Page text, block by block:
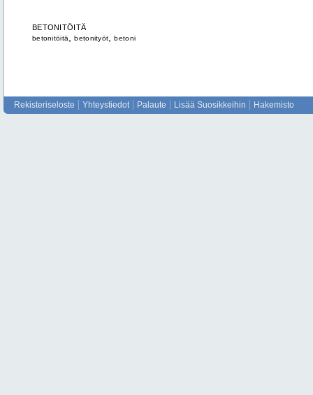
BETONITÖITÄ
betonitöitä ,betonityöt ,betoni
Rekisteriseloste Yhteystiedot Palaute Lisää Suosikkeihin Hakemisto